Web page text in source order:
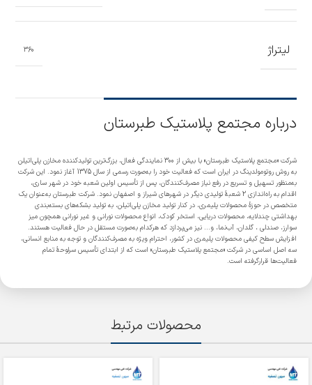
لیتراژ 360
درباره مجتمع پلاستیک طبرستان
شرکت «مجتمع پلاستیک طبرستان» با بیش از 300 نمایندگی فعال، بزرگ‌ترین تولیدکننده مخازن پلی‌اتیلن
به روش روتومولدینگ در ایران است که فعالیت خود را به‌صورت رسمی از سال 1375 آغاز نمود. این شرکت
به‌منظور تسهیل و تسریع در رفع نیاز مصرف‌کنندگان، پس از تأسیس اولین شعبه خود در شهر ساری،
اقدام به راه‌اندازی 2 شعبۀ تولیدی دیگر در شهرهای شیراز و اصفهان نمود. شرکت طبرستان به‌عنوان یک
متخصص در حوزۀ محصولات پلیمری، در کنار تولید مخازن پلی‌اتیلن، به تولید بشکه‌های بسته‌بندی
بهداشتی چندلایه، محصولات دریایی، استخر کودک، انواع محصولات نورانی و غیر نورانی همچون میز
سوارز، صندلی ، گلدان، آب‌نما، و... نیز می‌پردازد که هرکدام به‌صورت مستقل در حال فعالیت هستند.
افزایش سطح کیفی محصولات پلیمری در کشور، احترام ویژه به مصرف‌کنندگان و توجه به منابع انسانی،
سه اصل اساسی در شرکت «مجتمع پلاستیک طبرستان» است که از ابتدای تأسیس سرلوحۀ تمام
فعالیت‌ها قرارگرفته است.
محصولات مرتبط